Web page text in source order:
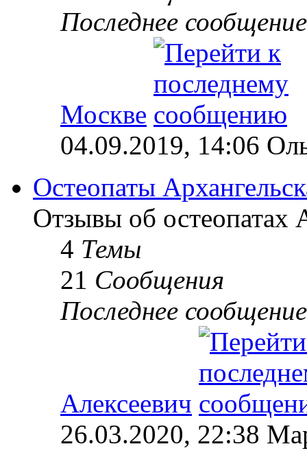
Последнее сообщение
Москве
04.09.2019, 14:06
Остеопаты
Отзывы об остеопатах
4 Темы
21 Сообщения
Последнее сообщение
Алексеевич
26.03.2020, 22:38